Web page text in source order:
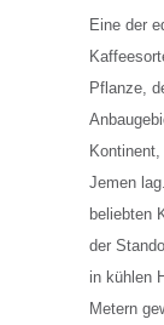
Eine der
Pflanze,
Jemen
beliebten
der
in kühlen
Metern